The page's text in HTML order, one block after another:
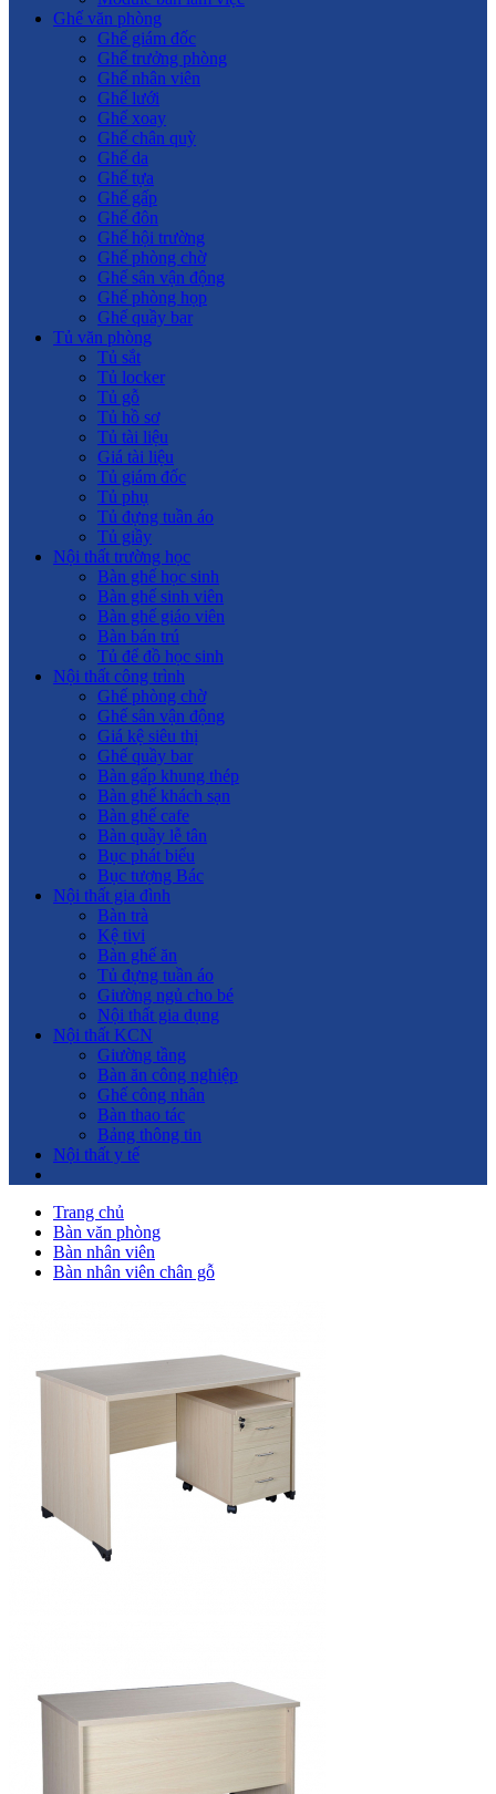
Ghế văn phòng
Ghế giám đốc
Ghế trưởng phòng
Ghế nhân viên
Ghế lưới
Ghế xoay
Ghế chân quỳ
Ghế da
Ghế tựa
Ghế gấp
Ghế đôn
Ghế hội trường
Ghế phòng chờ
Ghế sân vận động
Ghế phòng họp
Ghế quầy bar
Tủ văn phòng
Tủ sắt
Tủ locker
Tủ gỗ
Tủ hồ sơ
Tủ tài liệu
Giá tài liệu
Tủ giám đốc
Tủ phụ
Tủ đựng tuần áo
Tủ giầy
Nội thất trường học
Bàn ghế học sinh
Bàn ghế sinh viên
Bàn ghế giáo viên
Bàn bán trú
Tủ để đồ học sinh
Nội thất công trình
Ghế phòng chờ
Ghế sân vận động
Giá kệ siêu thị
Ghế quầy bar
Bàn gấp khung thép
Bàn ghế khách sạn
Bàn ghế cafe
Bàn quầy lễ tân
Bục phát biểu
Bục tượng Bác
Nội thất gia đình
Bàn trà
Kệ tivi
Bàn ghế ăn
Tủ đựng tuần áo
Giường ngủ cho bé
Nội thất gia dụng
Nội thất KCN
Giường tầng
Bàn ăn công nghiệp
Ghế công nhân
Bàn thao tác
Bảng thông tin
Nội thất y tế
Trang chủ
Bàn văn phòng
Bàn nhân viên
Bàn nhân viên chân gỗ